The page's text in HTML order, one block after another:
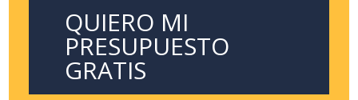
QUIERO MI
PRESUPUESTO
GRATIS